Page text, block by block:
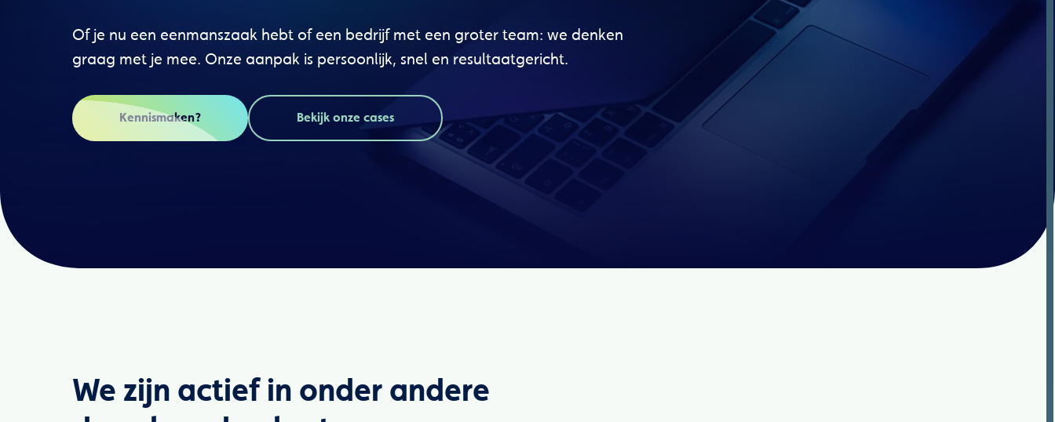
Of je nu een eenmanszaak hebt of een bedrijf met een groter team: we denken
graag met je mee. Onze aanpak is persoonlijk, snel en resultaatgericht.
Kennismaken? Bekijk onze cases
We zijn actief in onder andere